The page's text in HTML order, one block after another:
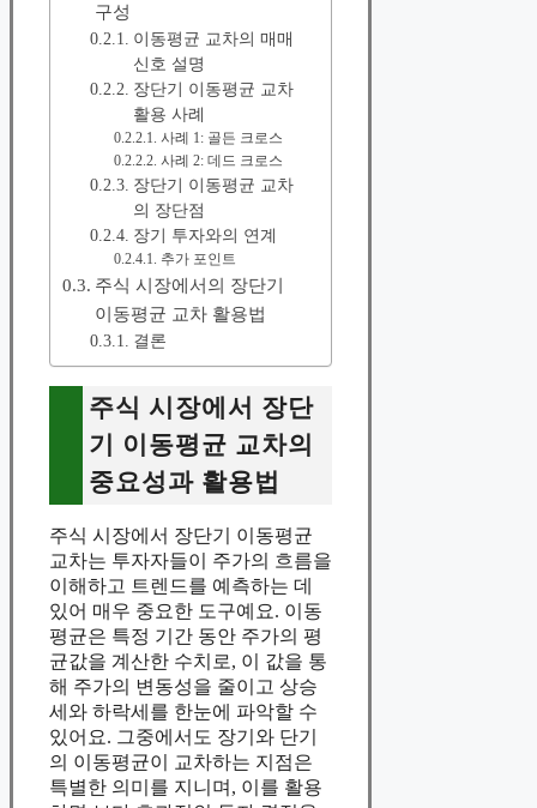
구성
이동평균 교차의 매매
신호 설명
장단기 이동평균 교차
활용 사례
사례 1: 골든 크로스
사례 2: 데드 크로스
장단기 이동평균 교차
의 장단점
장기 투자와의 연계
추가 포인트
주식 시장에서의 장단기
이동평균 교차 활용법
결론
주식 시장에서 장단
기 이동평균 교차의
중요성과 활용법
주식 시장에서 장단기 이동평균
교차는 투자자들이 주가의 흐름을
이해하고 트렌드를 예측하는 데
있어 매우 중요한 도구예요. 이동
평균은 특정 기간 동안 주가의 평
균값을 계산한 수치로, 이 값을 통
해 주가의 변동성을 줄이고 상승
세와 하락세를 한눈에 파악할 수
있어요. 그중에서도 장기와 단기
의 이동평균이 교차하는 지점은
특별한 의미를 지니며, 이를 활용